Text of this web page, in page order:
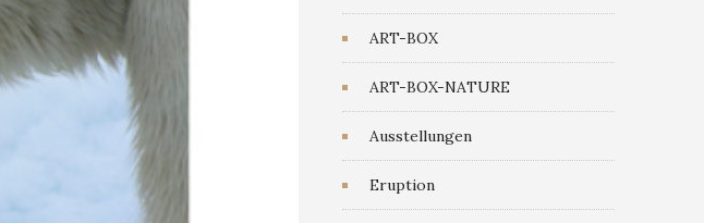
ART-BOX
ART-BOX-NATURE
Ausstellungen
Eruption